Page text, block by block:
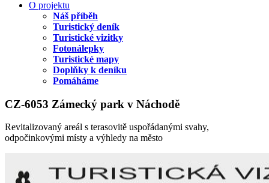
O projektu
Náš příběh
Turistický deník
Turistické vizitky
Fotonálepky
Turistické mapy
Doplňky k deníku
Pomáháme
CZ-6053 Zámecký park v Náchodě
Revitalizovaný areál s terasovitě uspořádanými svahy,
odpočinkovými místy a výhledy na město